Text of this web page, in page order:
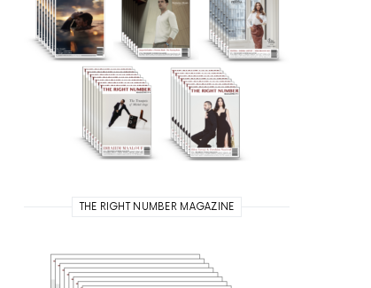
THE RIGHT NUMBER MAGAZINE